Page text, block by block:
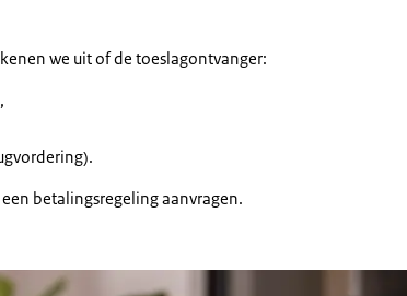
we uit of de toeslagontvanger:
betalingsregeling aanvragen.